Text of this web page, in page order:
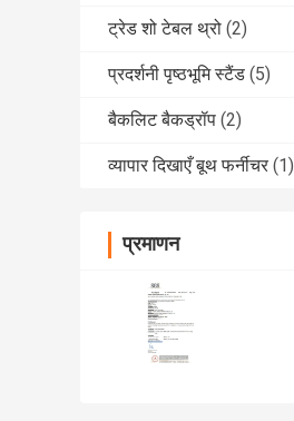
ट्रेड शो टेबल थ्रो (2)
प्रदर्शनी पृष्ठभूमि स्टैंड (5)
बैकलिट बैकड्रॉप (2)
व्यापार दिखाएँ बूथ फर्नीचर (1)
प्रमाणन